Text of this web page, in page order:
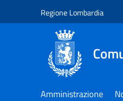
Regione Lombardia
Amministrazione